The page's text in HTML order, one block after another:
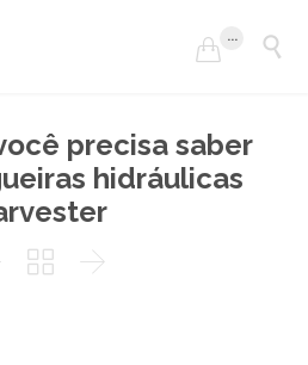

... 
precisa saber
hidráulicas
 